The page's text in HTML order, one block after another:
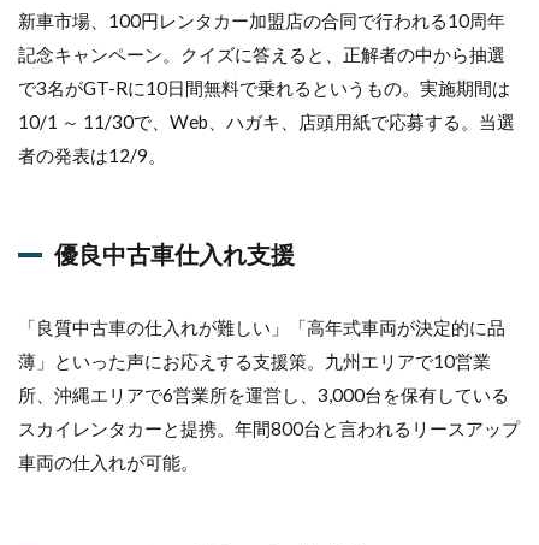
セ
ト
に
わ
せ
険
クル
マ離
「出
世払
いプ
ラ
新車市場、100円レンタカー加盟店の合同で行われる10周年
記念キャンペーン。クイズに答えると、正解者の中から抽選
で3名がGT-Rに10日間無料で乗れるというもの。実施期間は
10/1 ～ 11/30で、Web、ハガキ、店頭用紙で応募する。当選
者の発表は12/9。
優良中古車仕入れ支援
「良質中古車の仕入れが難しい」「高年式車両が決定的に品
薄」といった声にお応えする支援策。九州エリアで10営業
所、沖縄エリアで6営業所を運営し、3,000台を保有している
スカイレンタカーと提携。年間800台と言われるリースアップ
車両の仕入れが可能。